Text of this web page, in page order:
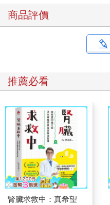
商品評價
推薦必看
腎臟求救中：真希望